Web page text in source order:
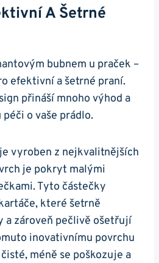
A Šetrné
bubnem u praček –
efektivní a šetrné praní.
přináší​ mnoho výhod a
o vaše prádlo.
vyroben z ‍nejkvalitnějších
‌je pokryt ​malými
Tyto částečky
které šetrně
a zároveň ⁣pečlivě ošetřují
inovativnímu povrchu
méně se poškozuje a